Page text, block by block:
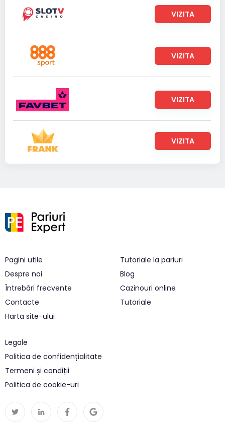
VIZITA
VIZITA
VIZITA
VIZITA
Pagini utile
Despre noi
Întrebări frecvente
Contacte
Harta site-ului
Tutoriale la pariuri
Blog
Cazinouri online
Tutoriale
Legale
Politica de confidențialitate
Termeni și condiții
Politica de cookie-uri